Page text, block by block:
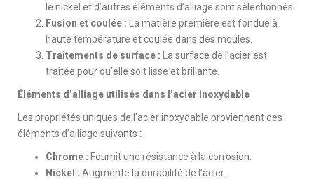
le nickel et d’autres éléments d’alliage sont sélectionnés.
Fusion et coulée : La matière première est fondue à
haute température et coulée dans des moules.
Traitements de surface : La surface de l’acier est
traitée pour qu’elle soit lisse et brillante.
Éléments d’alliage utilisés dans l’acier inoxydable
Les propriétés uniques de l’acier inoxydable proviennent des
éléments d’alliage suivants :
Chrome : Fournit une résistance à la corrosion.
Nickel : Augmente la durabilité de l’acier.